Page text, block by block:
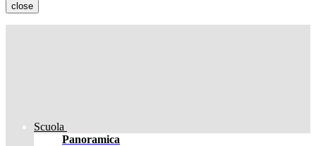
close
Scuola
Panoramica